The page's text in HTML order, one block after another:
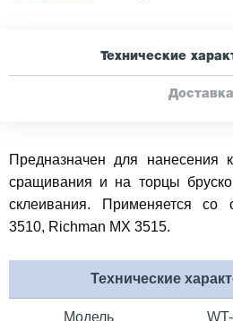
Технические
Доставка
Предназначен для
сращивания и на торцы
склеивания. Применяется со
3510, Richman MX 3515.
Технические
Модель